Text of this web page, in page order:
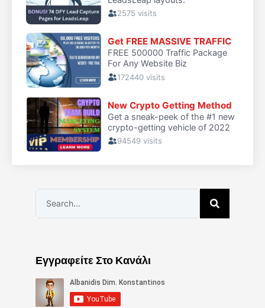
Εγγραφείτε Στο Κανάλι